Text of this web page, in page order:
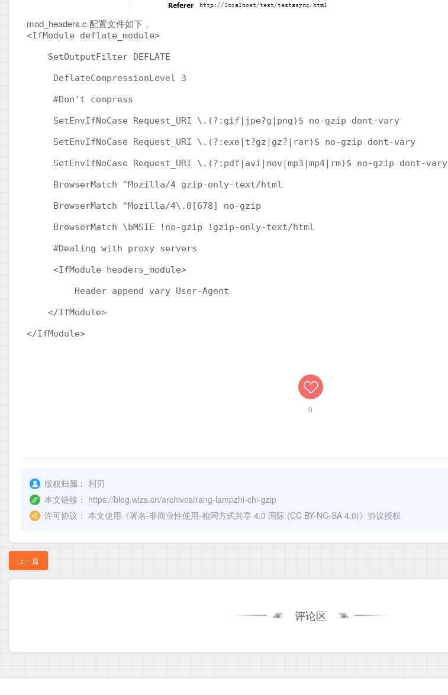
mod_headers.c 配置文件如下，
<IfModule deflate_module>
SetOutputFilter DEFLATE
DeflateCompressionLevel 3
#Don't compress
SetEnvIfNoCase Request_URI \.(?:gif|jpe?g|png)$ no-gzip dont-vary
SetEnvIfNoCase Request_URI \.(?:exe|t?gz|gz?|rar)$ no-gzip dont-vary
SetEnvIfNoCase Request_URI \.(?:pdf|avi|mov|mp3|mp4|rm)$ no-gzip dont-vary
BrowserMatch ^Mozilla/4 gzip-only-text/html
BrowserMatch ^Mozilla/4\.0[678] no-gzip
BrowserMatch \bMSIE !no-gzip !gzip-only-text/html
#Dealing with proxy servers
<IfModule headers_module>
Header append vary User-Agent
</IfModule>
</IfModule>
0
版权归属： 利刃
本文链接： https://blog.wlzs.cn/archives/rang-lampzhi-chi-gzip
许可协议： 本文使用《署名-非商业性使用-相同方式共享 4.0 国际 (CC BY-NC-SA 4.0)》协议授权
上一篇
评论区